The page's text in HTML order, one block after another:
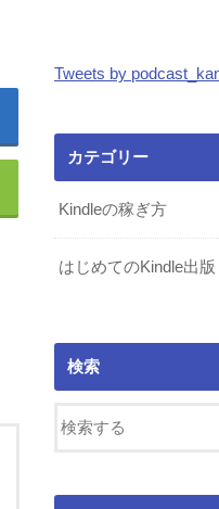
Tweets by
カテゴリー
Kindleの稼ぎ方
はじめてのKindle出版
検索